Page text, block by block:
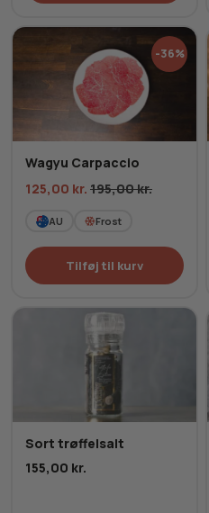
-36%
Wagyu Carpaccio
125,00 kr. 195,00kr.
AU Frost
Tilføj til kurv
Sort trøffelsalt
155,00 kr.